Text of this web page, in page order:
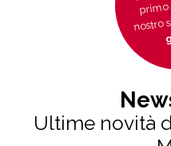
nostro
Ultime novità